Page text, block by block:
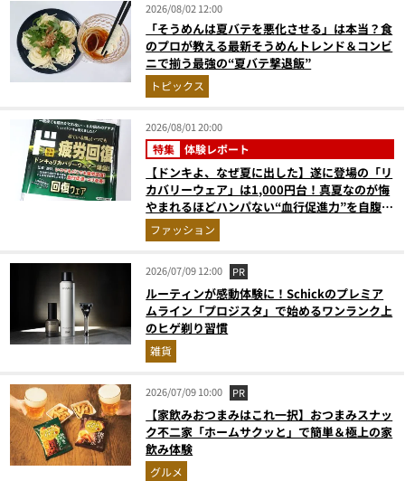
2026/08/02 12:00
「そうめんは夏バテを悪化させる」は本当？食
のプロが教える最新そうめんトレンド＆コンビ
ニで揃う最強の“夏バテ撃退飯”
トピックス
2026/08/01 20:00
特集 体験レポート
【ドンキよ、なぜ夏に出した】遂に登場の「リ
カバリーウェア」は1,000円台！真夏なのが悔
やまれるほどハンパない“血行促進力”を自腹レ
ビュー
ファッション
2026/07/09 12:00 PR
ルーティンが感動体験に！Schickのプレミア
ムライン「プロジスタ」で始めるワンランク上
のヒゲ剃り習慣
雑貨
2026/07/09 10:00 PR
【家飲みおつまみはこれ一択】おつまみスナッ
ク不二家「ホームサクッと」で簡単＆極上の家
飲み体験
グルメ